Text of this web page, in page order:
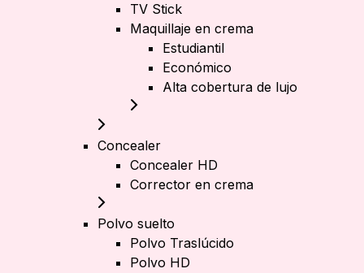
TV Stick
Maquillaje en crema
Estudiantil
Económico
Alta cobertura de lujo
Concealer
Concealer HD
Corrector en crema
Polvo suelto
Polvo Traslúcido
Polvo HD